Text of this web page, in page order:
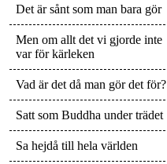
Det är sånt som man bara gör
Men om allt det vi gjorde inte
var för kärleken
Vad är det då man gör det för?
Satt som Buddha under trädet
Sa hejdå till hela världen